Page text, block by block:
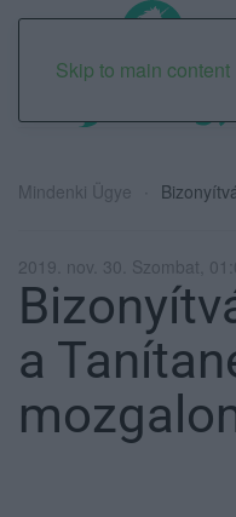
Skip to main content
Mindenki Ügye
2019. nov. 30. Szombat,
a